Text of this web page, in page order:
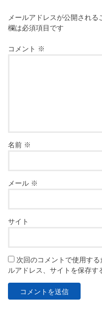
メールアドレスが公開される
欄は必須項目です
コメント ※
名前 ※
メール ※
サイト
次回のコメントで使用す
ルアドレス、サイトを保存す